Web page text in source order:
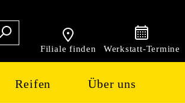
Filiale finden
Reifen Über uns